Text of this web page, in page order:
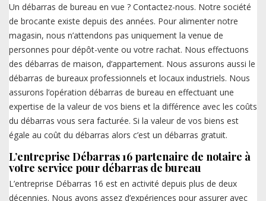
Un débarras de bureau en vue ? Contactez-nous. Notre société
de brocante existe depuis des années. Pour alimenter notre
magasin, nous n’attendons pas uniquement la venue de
personnes pour dépôt-vente ou votre rachat. Nous effectuons
des débarras de maison, d’appartement. Nous assurons aussi le
débarras de bureaux professionnels et locaux industriels. Nous
assurons l’opération débarras de bureau en effectuant une
expertise de la valeur de vos biens et la différence avec les coûts
du débarras vous sera facturée. Si la valeur de vos biens est
égale au coût du débarras alors c’est un débarras gratuit.
L’entreprise Débarras 16 partenaire de notaire à
votre service pour débarras de bureau
L’entreprise Débarras 16 est en activité depuis plus de deux
décennies. Nous avons assez d’expériences pour assurer avec